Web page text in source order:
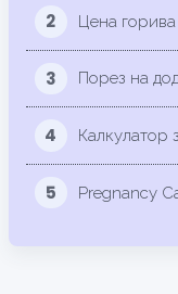
2 Цена горива
3 Порез на
4 Калкулатор
5 Pregnancy